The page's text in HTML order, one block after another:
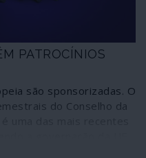
PATROCÍNIOS
são sponsorizadas. O
do Conselho da